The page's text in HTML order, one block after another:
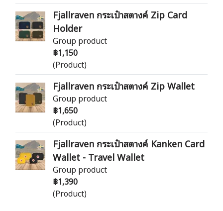
Fjallraven กระเป๋าสตางค์ Zip Card
Holder
Group product
฿1,150
(Product)
Fjallraven กระเป๋าสตางค์ Zip Wallet
Group product
฿1,650
(Product)
Fjallraven กระเป๋าสตางค์ Kanken Card
Wallet - Travel Wallet
Group product
฿1,390
(Product)